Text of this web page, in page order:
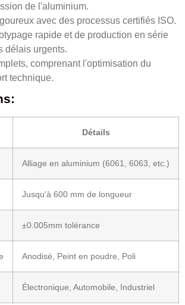
de l'aluminium.
avec des processus certifiés ISO.
rapide et de production en série
délais urgents.
comprenant l'optimisation du
technique.
Détails
Alliage en aluminium (6061, 6063, etc.)
Jusqu'à 600 mm de longueur
±0.005mm tolérance
Anodisé, Peint en poudre, Poli
Électronique, Automobile, Industriel